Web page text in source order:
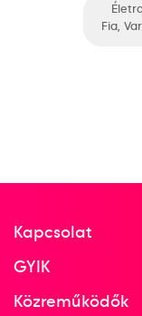
Fia,
Kapcsolat
GYIK
Közreműködők